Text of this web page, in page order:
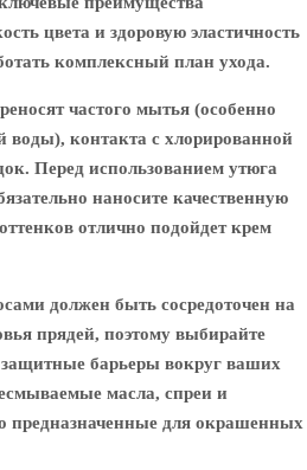
цвета и здоровую эластичность
комплексный план ухода.
частого мытья (особенно
воды), контакта с хлорированной
Перед использованием утюга
наносите качественную
отлично подойдет крем
должен быть сосредоточен на
прядей, поэтому выбирайте
защитные барьеры вокруг ваших
масла, спреи и
предназначенные для окрашенных